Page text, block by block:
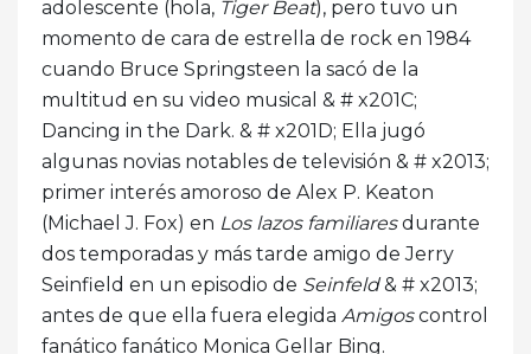
adolescente (hola, Tiger Beat), pero tuvo un
momento de cara de estrella de rock en 1984
cuando Bruce Springsteen la sacó de la
multitud en su video musical & # x201C;
Dancing in the Dark. & # x201D; Ella jugó
algunas novias notables de televisión & # x2013;
primer interés amoroso de Alex P. Keaton
(Michael J. Fox) en Los lazos familiaresdurante
dos temporadas y más tarde amigo de Jerry
Seinfield en un episodio de Seinfeld& # x2013;
antes de que ella fuera elegida Amigoscontrol
fanático fanático Monica Gellar Bing.